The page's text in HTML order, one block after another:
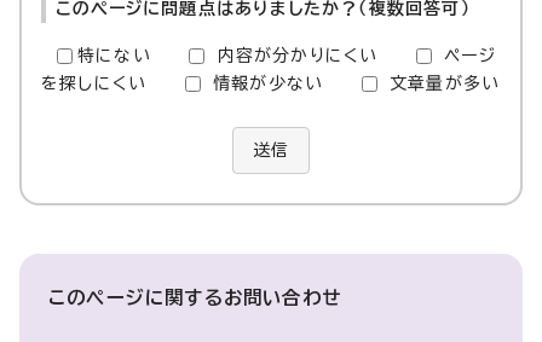
このページに問題点はありましたか？（複数回答可）
特にない 内容が分かりにくい
ページ
を探しにくい
情報が少ない 文章量が多い
送信
このページに関するお問い合わせ